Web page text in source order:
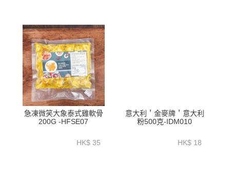
急凍微笑大象泰式雞軟骨
200G -HFSE07
HK$ 35
意大利＇金麥牌＇意大利
粉500克-IDM010
HK$ 18